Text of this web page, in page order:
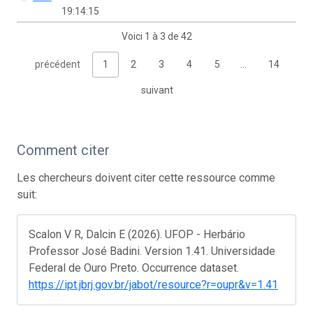
19:14:15
Voici 1 à 3 de 42
précédent 1 2 3 4 5 14
suivant
Comment citer
Les chercheurs doivent citer cette ressource comme
suit:
Scalon V R, Dalcin E (2026). UFOP - Herbário
Professor José Badini. Version 1.41. Universidade
Federal de Ouro Preto. Occurrence dataset.
https://ipt.jbrj.gov.br/jabot/resource?r=oupr&v=1.41